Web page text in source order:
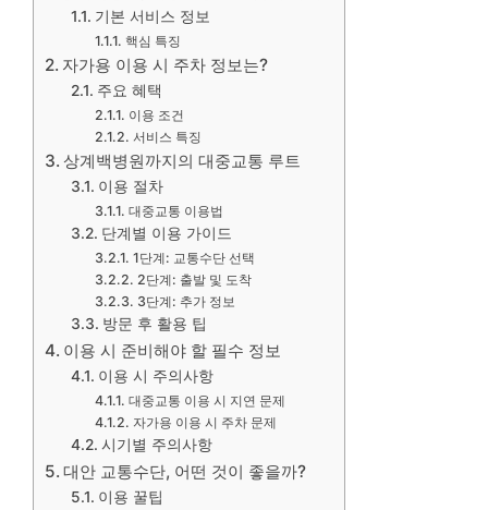
기본 서비스 정보
핵심 특징
자가용 이용 시 주차 정보는?
주요 혜택
이용 조건
서비스 특징
상계백병원까지의 대중교통 루트
이용 절차
대중교통 이용법
단계별 이용 가이드
1단계: 교통수단 선택
2단계: 출발 및 도착
3단계: 추가 정보
방문 후 활용 팁
이용 시 준비해야 할 필수 정보
이용 시 주의사항
대중교통 이용 시 지연 문제
자가용 이용 시 주차 문제
시기별 주의사항
대안 교통수단, 어떤 것이 좋을까?
이용 꿀팁